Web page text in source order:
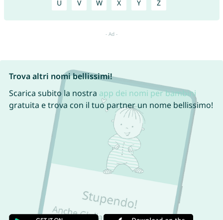
U V W X Y Z
Trova altri nomi bellissimi!
Scarica subito la nostra app dei nomi per bambini
gratuita e trova con il tuo partner un nome bellissimo!